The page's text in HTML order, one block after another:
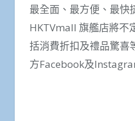
最全面、最方便、最快
HKTVmall 旗艦店將不
括消費折扣及禮品驚喜
方Facebook及